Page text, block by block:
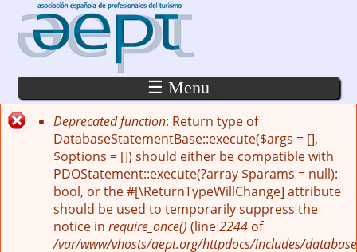
Pasar al contenido principal
☰ Menu
Mensaje de error
Deprecated function: Return type of
DatabaseStatementBase::execute($args = [],
$options = []) should either be compatible with
PDOStatement::execute(?array $params = null):
bool, or the #[\ReturnTypeWillChange] attribute
should be used to temporarily suppress the
notice in require_once() (line2244 of
/var/www/vhosts/aept.org/httpdocs/includes/